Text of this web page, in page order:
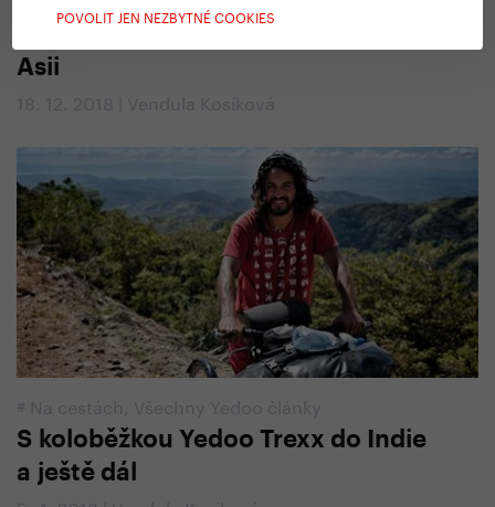
POVOLIT JEN NEZBYTNÉ COOKIES
Asii
18. 12. 2018 | Vendula Kosíková
# Na cestách Všechny Yedoo články
S koloběžkou Yedoo Trexx do Indie
a ještě dál